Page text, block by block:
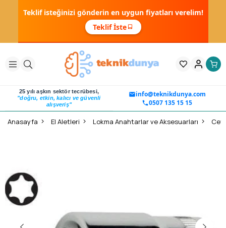
Teklif isteğinizi gönderin en uygun fiyatları verelim!
Teklif İste
25 yılı aşkın sektör tecrübesi,
"doğru, etkin, kalıcı ve güvenli
alışveriş"
info@teknikdunya.com
0507 135 15 15
Anasayfa El Aletleri Lokma Anahtarlar ve Aksesuarları